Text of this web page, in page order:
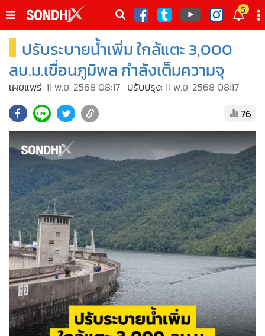
ดต
5
หน้าหลัก
SondhiX
Social
• Sondhitalk
• ผู้เฒ่าเล่าเรื่อง
ข่าวลึกปมลับ
•
Exclusive Health
• ผู้จัดกวน
• น่าสนใจ
• ข่าวอัพเดต
• เศรษฐกิจ-ธุรกิจ
• สังคม-โซเชียล
ปรับระบายน้ำเพิ่ม ใกล้แตะ 3,000
ลบ.ม.เขื่อนภูมิพล กำลังเต็มความจุ
เผยแพร่: 11 พ.ย. 2568 08:17 ปรับปรุง: 11 พ.ย. 2568 08:17
76